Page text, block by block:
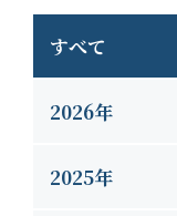
すべて
2026年
2025年